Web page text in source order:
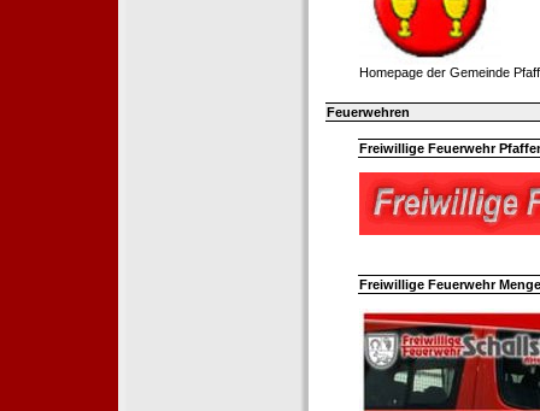
Homepage der Gemeinde
Feuerwehren
Freiwillige Feuerwehr
Freiwillige Feuerwehr